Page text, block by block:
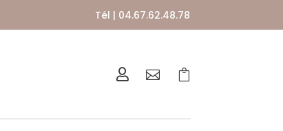
Tél | 04.67.62.48.78
  